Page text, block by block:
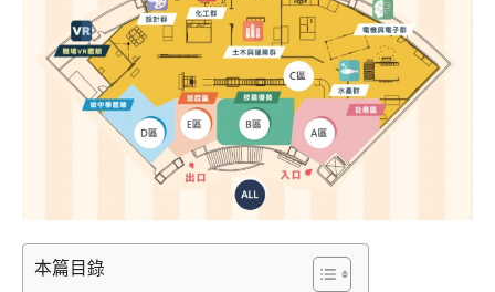
本篇目錄